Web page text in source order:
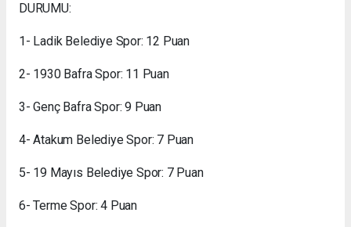
DURUMU:
1- Ladik Belediye Spor: 12 Puan
2- 1930 Bafra Spor: 11 Puan
3- Genç Bafra Spor: 9 Puan
4- Atakum Belediye Spor: 7 Puan
5- 19 Mayıs Belediye Spor: 7 Puan
6- Terme Spor: 4 Puan